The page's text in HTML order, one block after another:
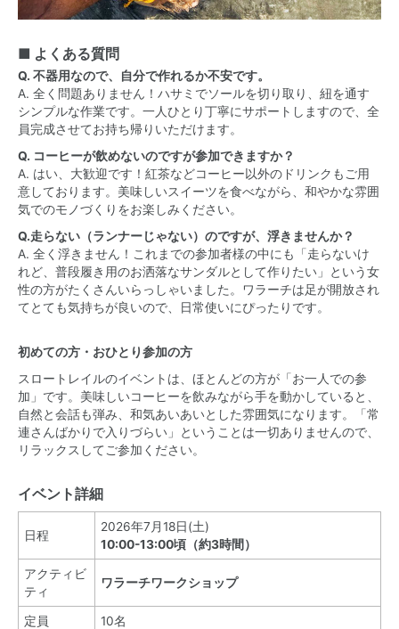
■ よくある質問
Q. 不器用なので、自分で作れるか不安です。
A. 全く問題ありません！ハサミでソールを切り取り、紐を通す
シンプルな作業です。一人ひとり丁寧にサポートしますので、全
員完成させてお持ち帰りいただけます。
Q. コーヒーが飲めないのですが参加できますか？
A. はい、大歓迎です！紅茶などコーヒー以外のドリンクもご用
意しております。美味しいスイーツを食べながら、和やかな雰囲
気でのモノづくりをお楽しみください。
Q.走らない（ランナーじゃない）のですが、浮きませんか？
A. 全く浮きません！これまでの参加者様の中にも「走らないけ
れど、普段履き用のお洒落なサンダルとして作りたい」という女
性の方がたくさんいらっしゃいました。ワラーチは足が開放され
てとても気持ちが良いので、日常使いにぴったりです。
初めての方・おひとり参加の方
スロートレイルのイベントは、ほとんどの方が「お一人での参
加」です。美味しいコーヒーを飲みながら手を動かしていると、
自然と会話も弾み、和気あいあいとした雰囲気になります。「常
連さんばかりで入りづらい」ということは一切ありませんので、
リラックスしてご参加ください。
イベント詳細
日程
2026年7月18日(土)
10:00-13:00頃（約3時間）
アクティビ
ティ
ワラーチワークショップ
定員 10名